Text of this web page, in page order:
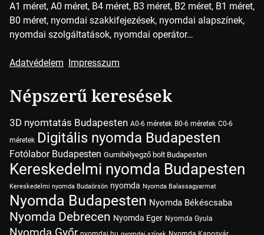
A1 méret, A0 méret, B4 méret, B3 méret, B2 méret, B1 méret,
B0 méret, nyomdai szakkifejezések, nyomdai alapszínek,
nyomdai szolgáltatások, nyomdai operátor…
Adatvédelem Impresszum
Népszerű keresések
3D nyomtatás Budapesten A0-6 méretek B0-6 méretek C0-6
méretek Digitális nyomda Budapesten
Fotólabor Budapesten Gumibélyegző bolt Budapesten
Kereskedelmi nyomda Budapesten
Kereskedelmi nyomda Budaörsön nyomda Nyomda Balassagyarmat
Nyomda Budapesten Nyomda Békéscsaba
Nyomda Debrecen Nyomda Eger Nyomda Gyula